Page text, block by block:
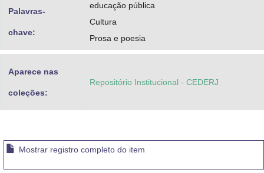
Palavras-
chave:
educação pública
Cultura
Prosa e poesia
Aparece nas
coleções:
Repositório Institucional - CEDERJ
Mostrar registro completo do item